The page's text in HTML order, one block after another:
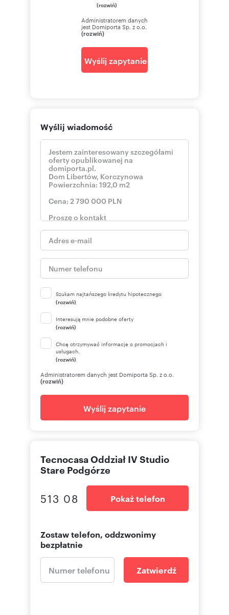
Cena: 2 790 000 zł (do negocjacji)
Zapraszamy do oglądania!
Informujemy, że przed obejrzeniem
nieruchomości podpisujemy umowę
Rynek Podgórski 9
Tel:
513 pokaż telefon
Kredyt hipoteczny z Agencją Nieruchomości
Tecnocasa.
W naszej Agencji posiadamy własny Dział
Finansowania Nieruchomości - KIRON.
Współpracujemy z największymi bankami,
wybrać najlepszą ofertę. U nas mogą Państwo
spodziewać się najkorzystniejszej indywidualnej
oferty dopasowanej do Państwa potrzeb,
kompleksowego objaśnienia zasad
przyznawania kredytu, wykonania wszystkich
formalności oraz przeprowadzenia całego
procesu krok po kroku w jednym miejscu.
Numer oferty: KRMR1/0390
(rozwiń)
Administratorem danych
jest Domiporta Sp. z o.o.
(rozwiń)
Wyślij zapytanie
Wyślij wiadomość
Szukam najtańszego kredytu hipotecznego
(rozwiń)
Interesują mnie podobne oferty
(rozwiń)
Chcę otrzymywać informacje o promocjach i
usługach.
(rozwiń)
Administratorem danych jest Domiporta Sp. z o.o.
(rozwiń)
Wyślij zapytanie
Tecnocasa Oddział IV Studio
Stare Podgórze
513 08 Pokaż telefon
Zostaw telefon, oddzwonimy
bezpłatnie
Zatwierdź